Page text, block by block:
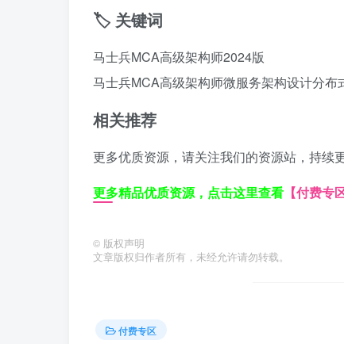
🏷️ 关键词
马士兵MCA高级架构师2024版
马士兵MCA高级架构师微服务架构设计分布
相关推荐
更多优质资源，请关注我们的资源站，持续
更多精品优质资源，点击这里查看 【付费专
© 版权声明
文章版权归作者所有，未经允许请勿转载。
付费专区